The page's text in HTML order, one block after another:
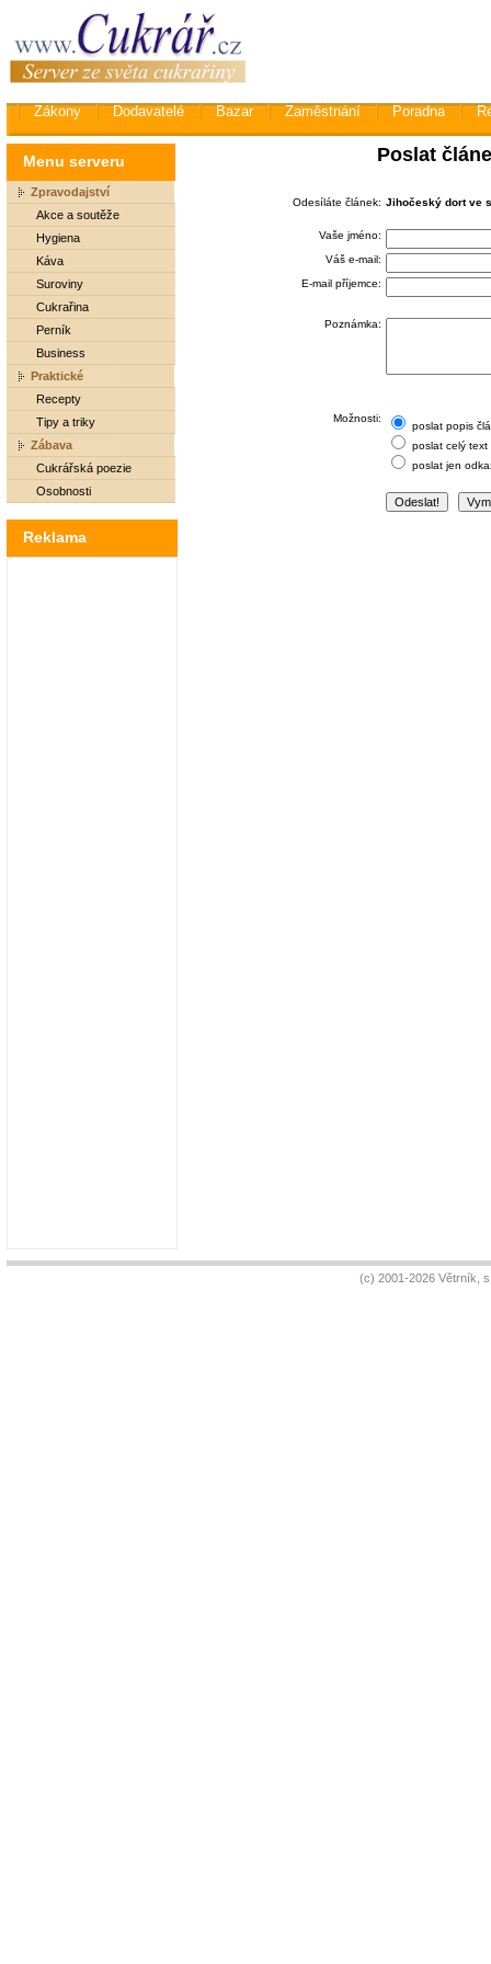
Zákony Dodavatelé Bazar Zaměstnání Poradna
Menu serveru
Zpravodajství
Akce a soutěže
Hygiena
Káva
Suroviny
Cukrařina
Perník
Business
Praktické
Recepty
Tipy a triky
Zábava
Cukrářská poezie
Osobnosti
Reklama
Poslat
Odesíláte článek: Jihočeský dort ve
Vaše jméno:
Váš e-mail:
E-mail příjemce:
Poznámka:
Možnosti:
poslat popis
poslat celý text
poslat jen
(c) 2001-2026 Větrník,